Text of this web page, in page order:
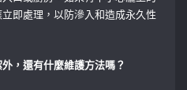
即處理，以防滲入和造成永久性
，還有什麼維護方法嗎？